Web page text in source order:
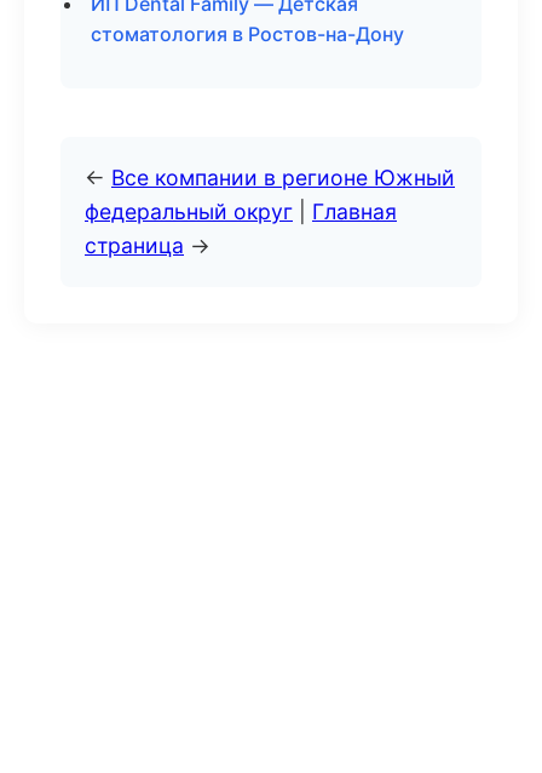
стоматология в Ростов-на-Дону
← Все компании в регионе Южный
федеральный округ
Главная
страница →